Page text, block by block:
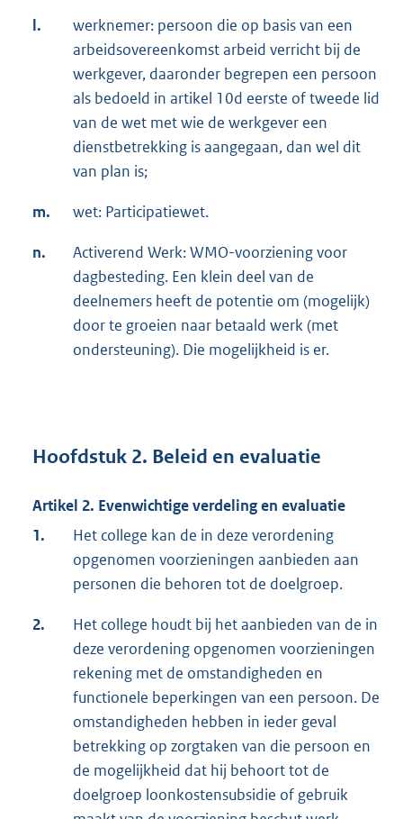
l.
werknemer: persoon die op basis van een
arbeidsovereenkomst arbeid verricht bij de
werkgever, daaronder begrepen een persoon
als bedoeld in artikel 10d eerste of tweede lid
van de wet met wie de werkgever een
dienstbetrekking is aangegaan, dan wel dit
van plan is;
m. wet: Participatiewet.
n.
Activerend Werk: WMO-voorziening voor
dagbesteding. Een klein deel van de
deelnemers heeft de potentie om (mogelijk)
door te groeien naar betaald werk (met
ondersteuning). Die mogelijkheid is er.
Hoofdstuk 2. Beleid en evaluatie
Artikel 2. Evenwichtige verdeling en evaluatie
1.
Het college kan de in deze verordening
opgenomen voorzieningen aanbieden aan
personen die behoren tot de doelgroep.
2.
Het college houdt bij het aanbieden van de in
deze verordening opgenomen voorzieningen
rekening met de omstandigheden en
functionele beperkingen van een persoon. De
omstandigheden hebben in ieder geval
betrekking op zorgtaken van die persoon en
de mogelijkheid dat hij behoort tot de
doelgroep loonkostensubsidie of gebruik